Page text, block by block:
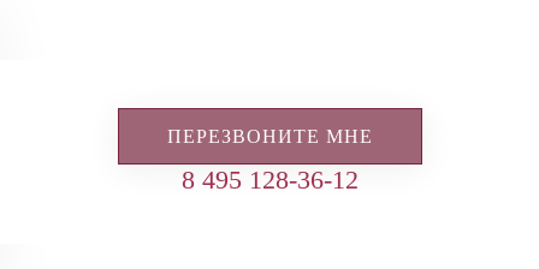
ПЕРЕЗВОНИТЕ МНЕ
8 495 128-36-12